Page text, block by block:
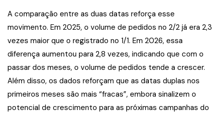
A comparação entre as duas datas reforça esse
movimento. Em 2025, o volume de pedidos no 2/2 já era 2,3
vezes maior que o registrado no 1/1. Em 2026, essa
diferença aumentou para 2,8 vezes, indicando que com o
passar dos meses, o volume de pedidos tende a crescer.
Além disso, os dados reforçam que as datas duplas nos
primeiros meses são mais “fracas”, embora sinalizem o
potencial de crescimento para as próximas campanhas do